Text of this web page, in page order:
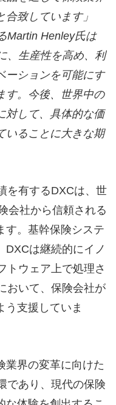
致しています」
Martin Henley氏は
、生産性を高め、利
ーションを可能にす
す。今後、世界中の
対して、具体的な価
いることに大きな期
を有するDXCは、世
会社から信頼される
す。基幹保険システ
DXCは継続的にイノ
トウェア上で処理さ
おいて、保険会社が
う支援していま
業界の変革に向けた
であり、現代の保険